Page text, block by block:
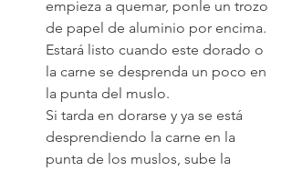
empieza a quemar, ponle un trozo
de papel de aluminio por encima.
Estará listo cuando este dorado o
la carne se desprenda un poco en
la punta del muslo.
Si tarda en dorarse y ya se está
desprendiendo la carne en la
punta de los muslos, sube la